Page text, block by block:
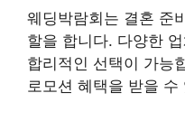
웨딩박람회는 결혼 준
할을 합니다. 다양한
합리적인 선택이 가능
로모션 혜택을 받을